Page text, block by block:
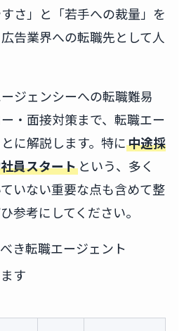
さ」と「若手への裁量」を
告業界への転職先として人
ジェンシーへの転職難易
・面接対策まで、転職エー
に解説します。特に中途採
員スタートという、多く
いない重要な点も含めて整
参考にしてください。
き転職エージェント
す